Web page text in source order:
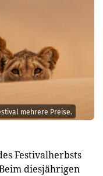
mehrere Preise.
Festivalherbsts
diesjährigen